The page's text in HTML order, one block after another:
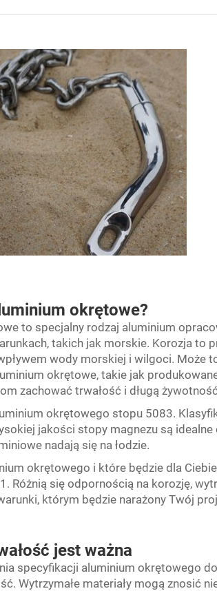
okrętowe?
to specjalny rodzaj aluminium
takich jak morskie. Korozja to
wody morskiej i wilgoci. Może
okrętowe, takie jak
zachować trwałość i długą
okrętowego stopu 5083.
jakości stopy magnezu są
nadają się na łodzie.
okrętowego i które będzie dla
Różnią się odpornością na korozję,
którym będzie narażony Twój
jest ważna
specyfikacji aluminium okrętowego
Wytrzymałe materiały mogą znosić